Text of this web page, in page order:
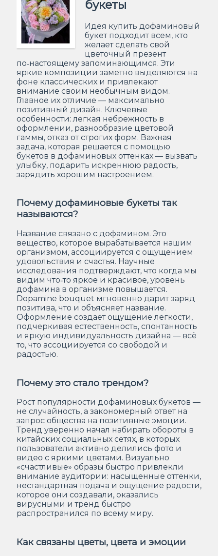
букеты
Идея купить дофаминовый
букет подходит всем, кто
желает сделать свой
цветочный презент
по‑настоящему запоминающимся. Эти
яркие композиции заметно выделяются на
фоне классических и привлекают
внимание своим необычным видом.
Главное их отличие — максимально
позитивный дизайн. Ключевые
особенности: легкая небрежность в
оформлении, разнообразие цветовой
гаммы, отказ от строгих форм. Важная
задача, которая решается с помощью
букетов в дофаминовых оттенках — вызвать
улыбку, подарить искреннюю радость,
зарядить хорошим настроением.
Почему дофаминовые букеты так
называются?
Название связано с дофамином. Это
вещество, которое вырабатывается нашим
организмом, ассоциируется с ощущением
удовольствия и счастья. Научные
исследования подтверждают, что когда мы
видим что‑то яркое и красивое, уровень
дофамина в организме повышается.
Dopamine bouquet мгновенно дарит заряд
позитива, что и объясняет название.
Оформление создает ощущение легкости,
подчеркивая естественность, спонтанность
и яркую индивидуальность дизайна — всё
то, что ассоциируется со свободой и
радостью.
Почему это стало трендом?
Рост популярности дофаминовых букетов —
не случайность, а закономерный ответ на
запрос общества на позитивные эмоции.
Тренд уверенно начал набирать обороты в
китайских социальных сетях, в которых
пользователи активно делились фото и
видео с яркими цветами. Визуально
«счастливые» образы быстро привлекли
внимание аудитории: насыщенные оттенки,
нестандартная подача и ощущение радости,
которое они создавали, оказались
вирусными и тренд быстро
распространился по всему миру.
Как связаны цветы, цвета и эмоции